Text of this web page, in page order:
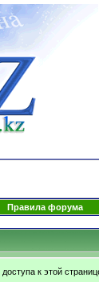
Правила форума
к этой